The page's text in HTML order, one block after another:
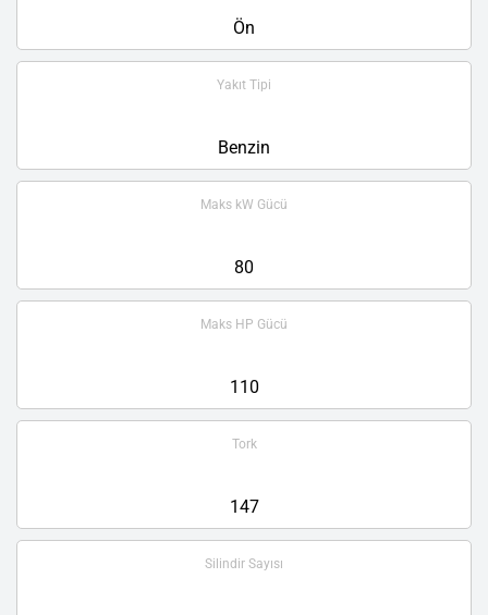
Ön
Yakıt Tipi
Benzin
Maks kW Gücü
80
Maks HP Gücü
110
Tork
147
Silindir Sayısı